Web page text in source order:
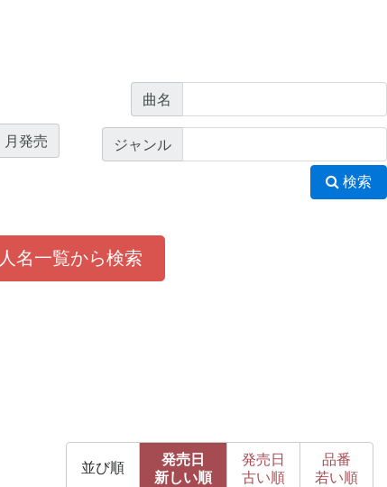
曲名
月発売 ジャンル
検索
人名一覧から検索
並び順
発売日
新しい順
発売日
古い順
品番
若い順